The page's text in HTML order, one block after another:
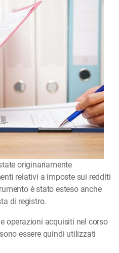
originariamente
relativi a imposte sui redditi
è stato esteso anche
di registro.
operazioni acquisiti nel corso
essere quindi utilizzati